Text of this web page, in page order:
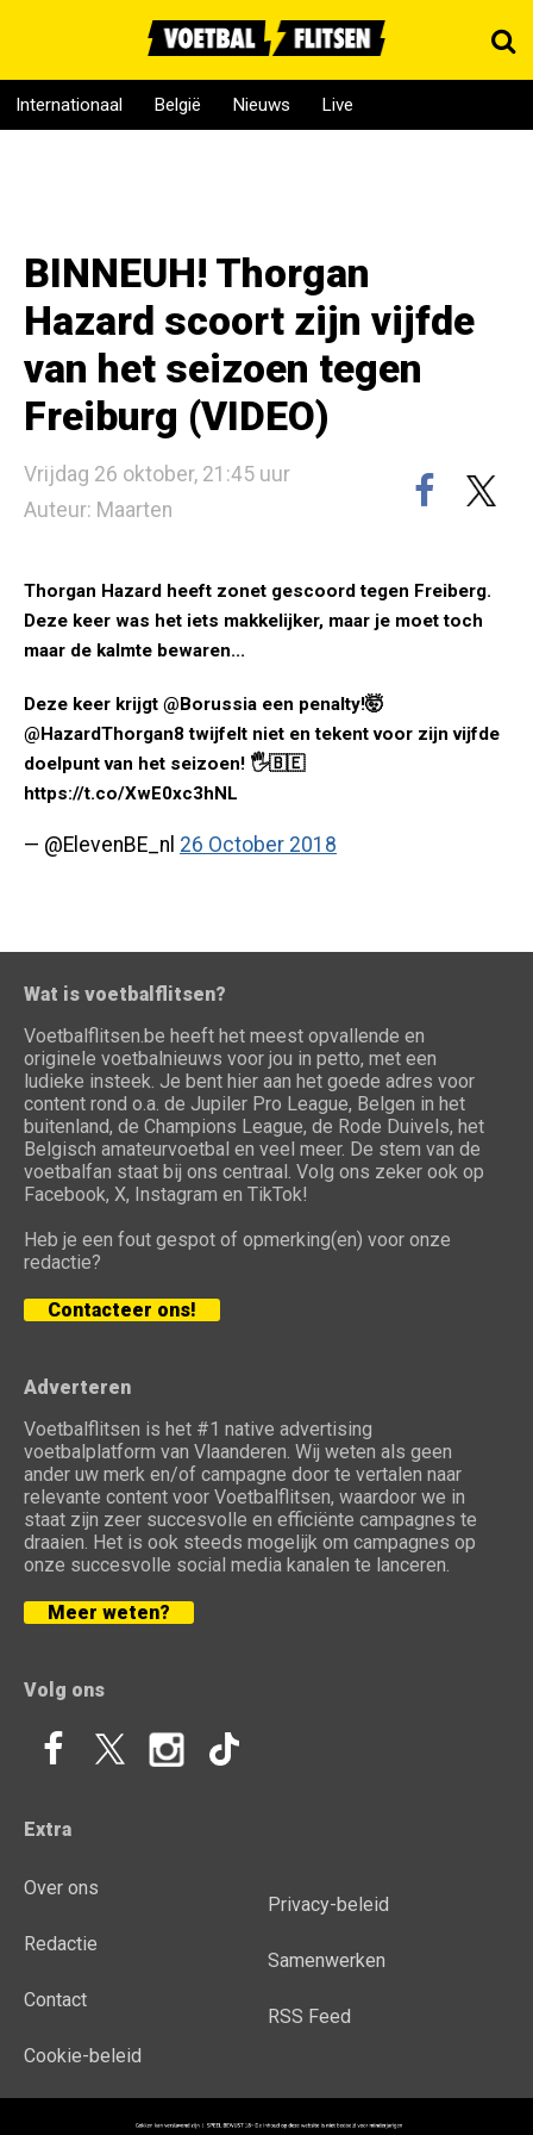
Internationaal België Nieuws Live
BINNEUH! Thorgan
Hazard scoort zijn vijfde
van het seizoen tegen
Freiburg (VIDEO)
Vrijdag 26 oktober, 21:45 uur
Auteur: Maarten
Thorgan Hazard heeft zonet gescoord tegen Freiberg.
Deze keer was het iets makkelijker, maar je moet toch
maar de kalmte bewaren...
Deze keer krijgt @Borussia een penalty!🤯
@HazardThorgan8 twijfelt niet en tekent voor zijn vijfde
doelpunt van het seizoen! 🖐🇧🇪
https://t.co/XwE0xc3hNL
— @ElevenBE_nl 26 October 2018
Wat is voetbalflitsen?
Voetbalflitsen.be heeft het meest opvallende en
originele voetbalnieuws voor jou in petto, met een
ludieke insteek. Je bent hier aan het goede adres voor
content rond o.a. de Jupiler Pro League, Belgen in het
buitenland, de Champions League, de Rode Duivels, het
Belgisch amateurvoetbal en veel meer. De stem van de
voetbalfan staat bij ons centraal. Volg ons zeker ook op
Facebook, X, Instagram en TikTok!
Heb je een fout gespot of opmerking(en) voor onze
redactie?
Contacteer ons!
Adverteren
Voetbalflitsen is het #1 native advertising
voetbalplatform van Vlaanderen. Wij weten als geen
ander uw merk en/of campagne door te vertalen naar
relevante content voor Voetbalflitsen, waardoor we in
staat zijn zeer succesvolle en efficiënte campagnes te
draaien. Het is ook steeds mogelijk om campagnes op
onze succesvolle social media kanalen te lanceren.
Meer weten?
Volg ons
Extra
Over ons
Redactie
Contact
Cookie-beleid
Privacy-beleid
Samenwerken
RSS Feed